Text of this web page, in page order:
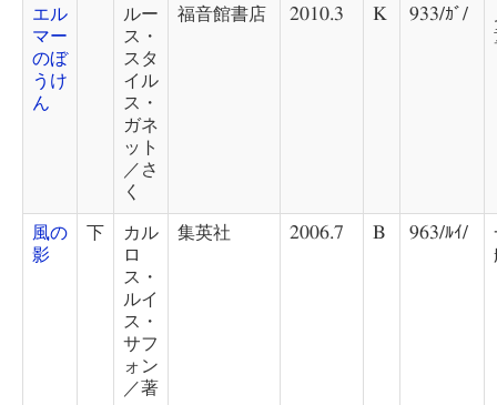
エル
マー
のぼ
うけ
ん
ルー
ス・
スタ
イル
ス・
ガネ
ット
／さ
く
福音館書店 2010.3 K 933/ｶﾞ/
風の
影
下
カル
ロ
ス・
ルイ
ス・
サフ
ォン
／著
集英社 2006.7 B 963/ﾙｲ/